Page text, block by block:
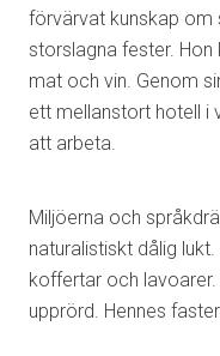
förvärvat kunskap om
storslagna fester.
mat och vin. Genom
ett mellanstort hotell i
att arbeta.
Miljöerna och
naturalistiskt dålig
koffertar och lavoarer.
upprörd. Hennes